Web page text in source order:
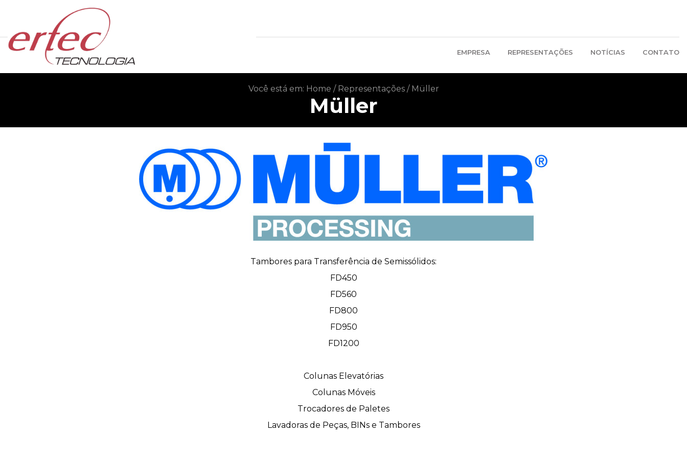
ertec@ertec.com.br
EMPRESA REPRESENTAÇÕES NOTÍCIAS CONTATO
Você está em: Home / Representações / Müller
Müller
Tambores para Transferência de Semissólidos:
FD450
FD560
FD800
FD950
FD1200
Colunas Elevatórias
Colunas Móveis
Trocadores de Paletes
Lavadoras de Peças, BINs e Tambores